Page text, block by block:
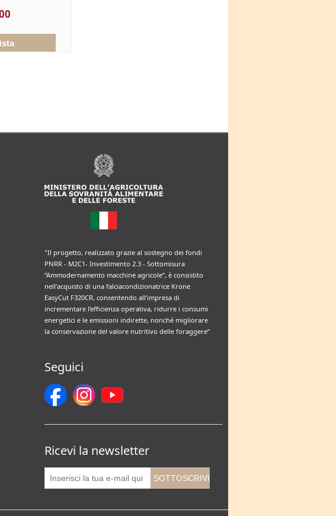
"Il progetto, realizzato grazie al sostegno dei fondi
PNRR - M2C1- Investimento 2.3 - Sottomisura
“Ammodernamento macchine agricole”, è consistito
nell’acquisto di una falciacondizionatrice Krone
EasyCut F320CR, consentendo all’impresa di
incrementare l’efficienza operativa, ridurre i consumi
energetici e le emissioni indirette, nonché migliorare
la conservazione del valore nutritivo delle foraggere”
Seguici
Ricevi la newsletter